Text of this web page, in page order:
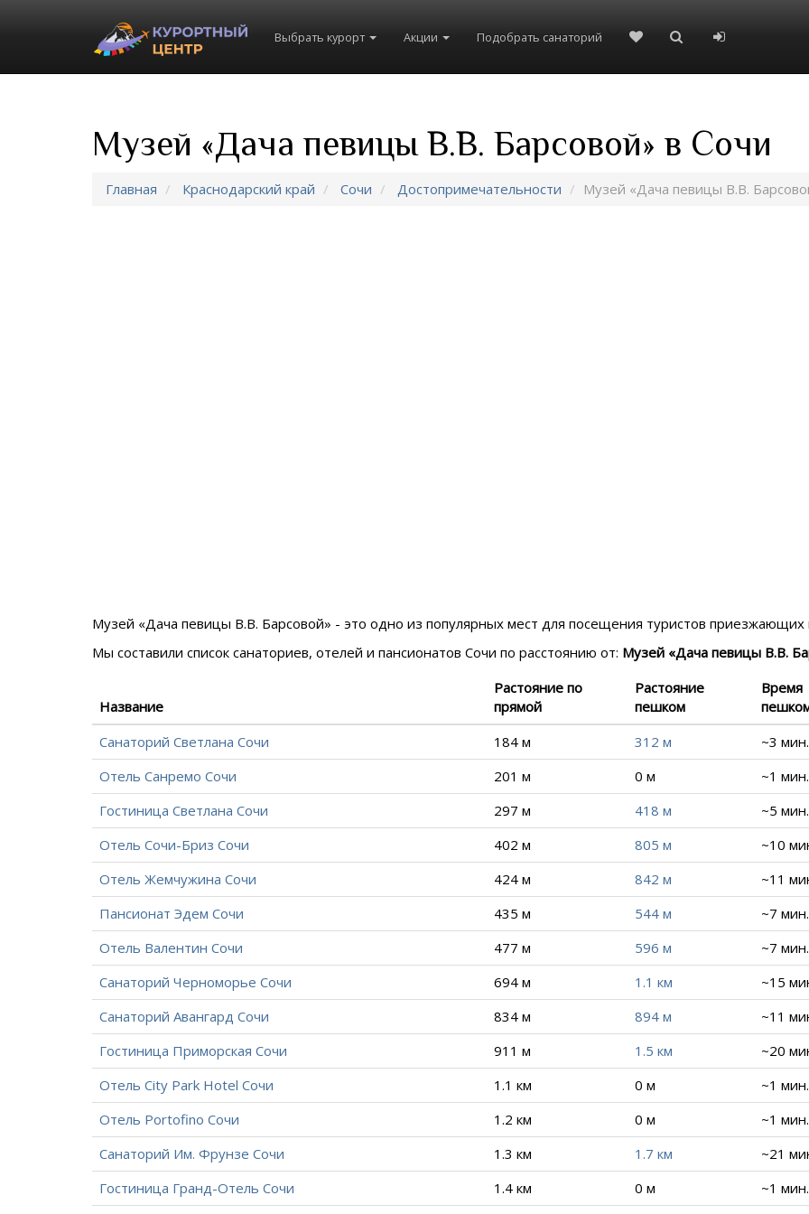
Выбрать курорт Акции Подобрать санаторий
Музей «Дача певицы В.В. Барсовой» в Сочи
Главная Краснодарский край Сочи Достопримечательности Музей «Дача певицы В.В.
Музей «Дача певицы В.В. Барсовой» - это одно из популярных мест для посещения туристов
Мы составили список санаториев, отелей и пансионатов Сочи по расстоянию от: Музей «Дача певицы В.В.
Название
Растояние по
прямой
Растояние
пешком
Время
Санаторий Светлана Сочи
184 м 312 м
~3 мин.
Отель Санремо Сочи
201 м 0 м
~1 мин.
Гостиница Светлана Сочи
297 м 418 м
~5 мин.
Отель Сочи-Бриз Сочи
402 м 805 м
~10
Отель Жемчужина Сочи
424 м 842 м
~11
Пансионат Эдем Сочи
435 м 544 м
~7 мин.
Отель Валентин Сочи
477 м 596 м
~7 мин.
Санаторий Черноморье Сочи
694 м 1.1 км
~15
Санаторий Авангард Сочи
834 м 894 м
~11
Гостиница Приморская Сочи
911 м 1.5 км
~20
Отель City Park Hotel Сочи
1.1 км 0 м
~1 мин.
Отель Portofino Сочи
1.2 км 0 м
~1 мин.
Санаторий Им. Фрунзе Сочи
1.3 км 1.7 км
~21
Гостиница Гранд-Отель Сочи
1.4 км 0 м
~1 мин.